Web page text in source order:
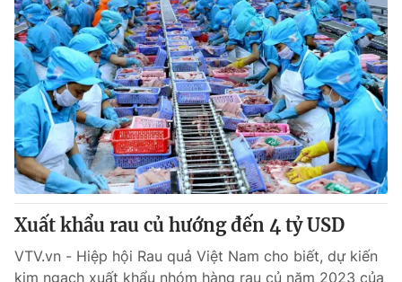
Xuất khẩu rau củ hướng đến 4 tỷ USD
VTV.vn - Hiệp hội Rau quả Việt Nam cho biết, dự kiến
kim ngạch xuất khẩu nhóm hàng rau củ năm 2023 của